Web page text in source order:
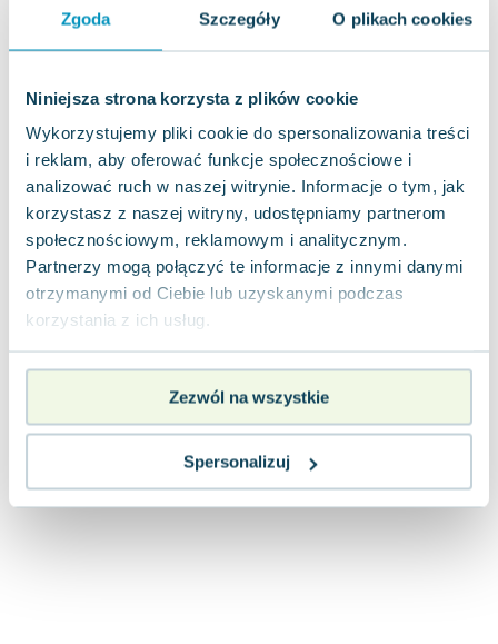
Zgoda Szczegóły O plikach cookies
Niniejsza strona korzysta z plików cookie
Wykorzystujemy pliki cookie do spersonalizowania treści
i reklam, aby oferować funkcje społecznościowe i
analizować ruch w naszej witrynie. Informacje o tym, jak
korzystasz z naszej witryny, udostępniamy partnerom
społecznościowym, reklamowym i analitycznym.
Partnerzy mogą połączyć te informacje z innymi danymi
otrzymanymi od Ciebie lub uzyskanymi podczas
korzystania z ich usług.
Zezwól na wszystkie
Spersonalizuj
Lorraine Warren
Jacek Walkiewicz